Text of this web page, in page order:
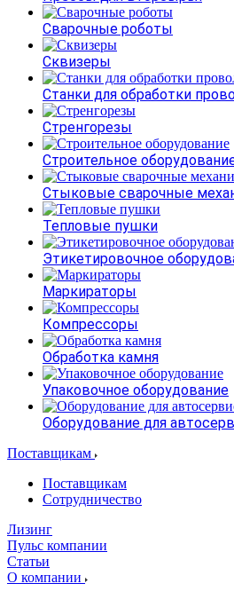
Сварочные роботы
Сквизеры
Станки для обработки
Стренгорезы
Строительное
Стыковые сварочные
Тепловые пушки
Этикетировочное
Маркираторы
Компрессоры
Обработка камня
Упаковочное оборудование
Оборудование для
Поставщикам
Поставщикам
Сотрудничество
Лизинг
Пульс компании
Статьи
О компании